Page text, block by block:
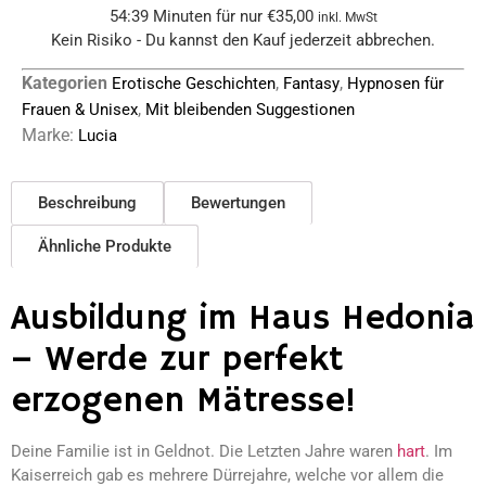
54:39 Minuten für nur €35,00 inkl. MwSt
Kein Risiko - Du kannst den Kauf jederzeit abbrechen.
Kategorien Erotische Geschichten, Fantasy, Hypnosen für
Frauen & Unisex, Mit bleibenden Suggestionen
Marke: Lucia
Beschreibung Bewertungen
Ähnliche Produkte
Ausbildung im Haus Hedonia
– Werde zur perfekt
erzogenen Mätresse!
Deine Familie ist in Geldnot. Die Letzten Jahre waren hart. Im
Kaiserreich gab es mehrere Dürrejahre, welche vor allem die